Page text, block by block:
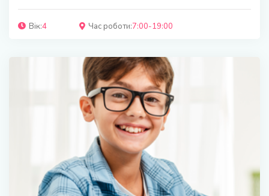
Вік:4 Час роботи:7:00-19:00